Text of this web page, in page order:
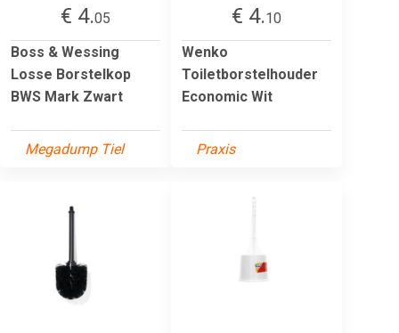
€ 4.05
Boss & Wessing
Losse Borstelkop
BWS Mark Zwart
Megadump Tiel
€ 4.10
Wenko
Toiletborstelhouder
Economic Wit
Praxis